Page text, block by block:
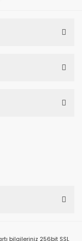
bilgileriniz 256bit SSL